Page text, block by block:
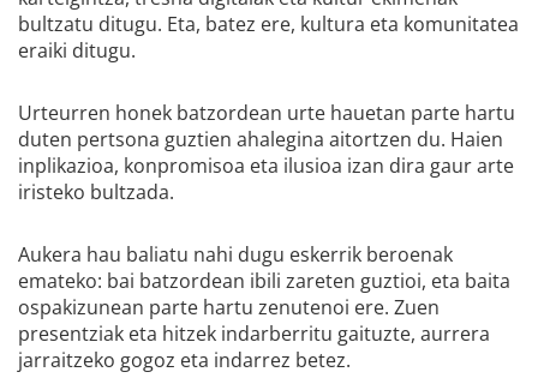
bultzatu ditugu. Eta, batez ere, kultura eta komunitatea
eraiki ditugu.
Urteurren honek batzordean urte hauetan parte hartu
duten pertsona guztien ahalegina aitortzen du. Haien
inplikazioa, konpromisoa eta ilusioa izan dira gaur arte
iristeko bultzada.
Aukera hau baliatu nahi dugu eskerrik beroenak
emateko: bai batzordean ibili zareten guztioi, eta baita
ospakizunean parte hartu zenutenoi ere. Zuen
presentziak eta hitzek indarberritu gaituzte, aurrera
jarraitzeko gogoz eta indarrez betez.